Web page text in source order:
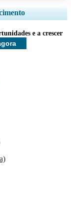
Perfis de
o usuário final.
e a crescer